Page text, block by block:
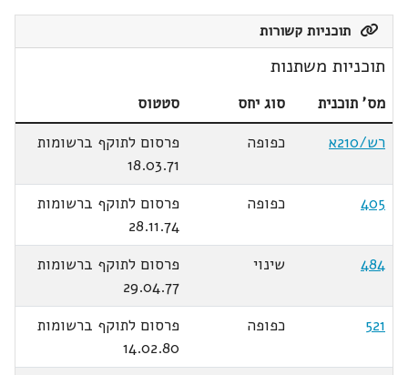
תוכניות קשורות
תוכניות משתנות
מס' תוכנית סוג יחס
סטטוס
רש/210א
כפופה
פרסום לתוקף ברשומות
18.03.71
405
כפופה
פרסום לתוקף ברשומות
28.11.74
484
שינוי
פרסום לתוקף ברשומות
29.04.77
521
כפופה
פרסום לתוקף ברשומות
14.02.80